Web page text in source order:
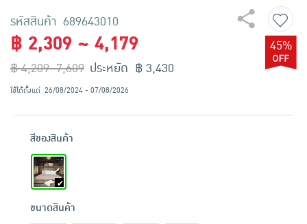
รหัสสินค้า 689643010
฿ 2,309 ~ 4,179
฿ 4,209~7,609
45%
ประหยัด ฿ 3,430
ใช้ได้ตั้งแต่ 26/08/2024 - 07/08/2026
สีของสินค้า
ขนาดสินค้า